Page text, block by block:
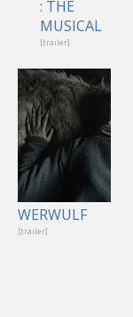
: THE
MUSICAL
[trailer]
WERWULF
[trailer]